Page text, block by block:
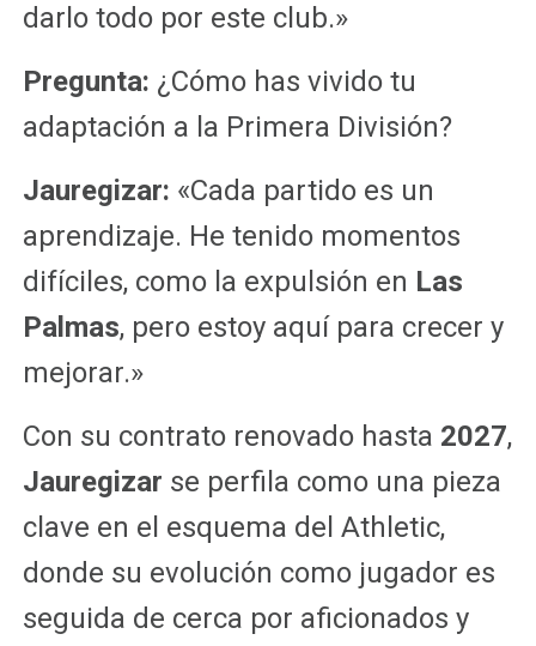
darlo todo por este club.»
Pregunta: ¿Cómo has vivido tu
adaptación a la Primera División?
Jauregizar: «Cada partido es un
aprendizaje. He tenido momentos
difíciles, como la expulsión en Las
Palmas, pero estoy aquí para crecer y
mejorar.»
Con su contrato renovado hasta 2027,
Jauregizar se perfila como una pieza
clave en el esquema del Athletic,
donde su evolución como jugador es
seguida de cerca por aficionados y